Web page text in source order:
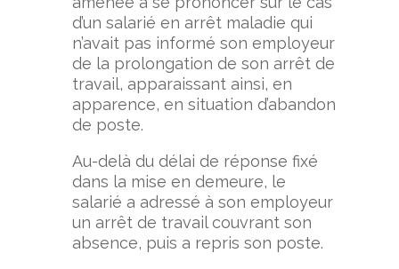
d’un salarié en arrêt maladie qui
n’avait pas informé son employeur
de la prolongation de son arrêt de
travail, apparaissant ainsi, en
apparence, en situation d’abandon
de poste.
Au-delà du délai de réponse fixé
dans la mise en demeure, le
salarié a adressé à son employeur
un arrêt de travail couvrant son
absence, puis a repris son poste.